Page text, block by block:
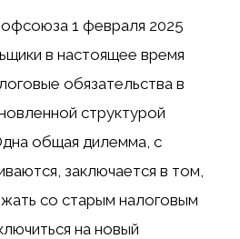
1 февраля 2025
в настоящее время
обязательства в
структурой
общая дилемма, с
заключается в том,
со старым налоговым
на новый